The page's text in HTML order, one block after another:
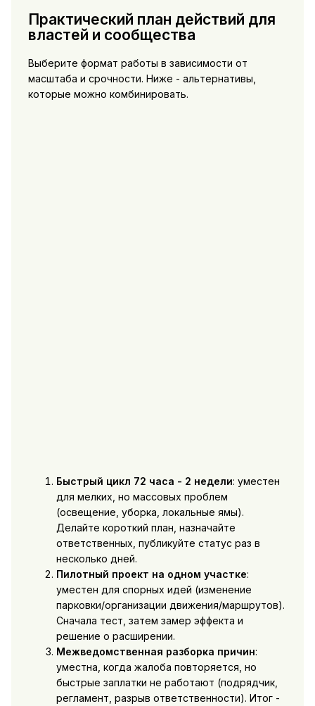
Практический план действий для
властей и сообщества
Выберите формат работы в зависимости от
масштаба и срочности. Ниже - альтернативы,
которые можно комбинировать.
Быстрый цикл 72 часа - 2 недели: уместен
для мелких, но массовых проблем
(освещение, уборка, локальные ямы).
Делайте короткий план, назначайте
ответственных, публикуйте статус раз в
несколько дней.
Пилотный проект на одном участке:
уместен для спорных идей (изменение
парковки/организации движения/маршрутов).
Сначала тест, затем замер эффекта и
решение о расширении.
Межведомственная разборка причин:
уместна, когда жалоба повторяется, но
быстрые заплатки не работают (подрядчик,
регламент, разрыв ответственности). Итог -